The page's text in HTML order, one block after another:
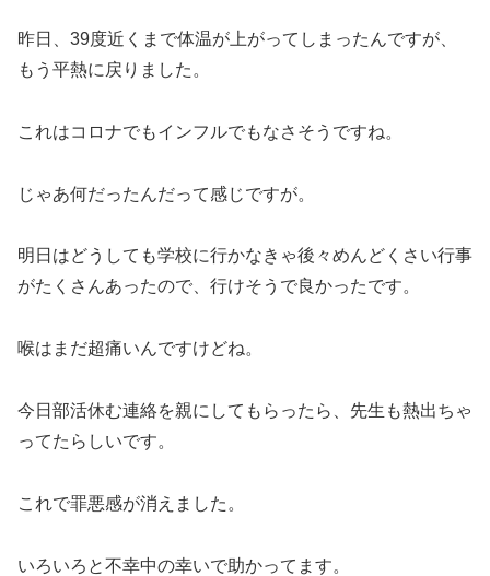
昨日、39度近くまで体温が上がってしまったんですが、
もう平熱に戻りました。
これはコロナでもインフルでもなさそうですね。
じゃあ何だったんだって感じですが。
明日はどうしても学校に行かなきゃ後々めんどくさい行事
がたくさんあったので、行けそうで良かったです。
喉はまだ超痛いんですけどね。
今日部活休む連絡を親にしてもらったら、先生も熱出ちゃ
ってたらしいです。
これで罪悪感が消えました。
いろいろと不幸中の幸いで助かってます。